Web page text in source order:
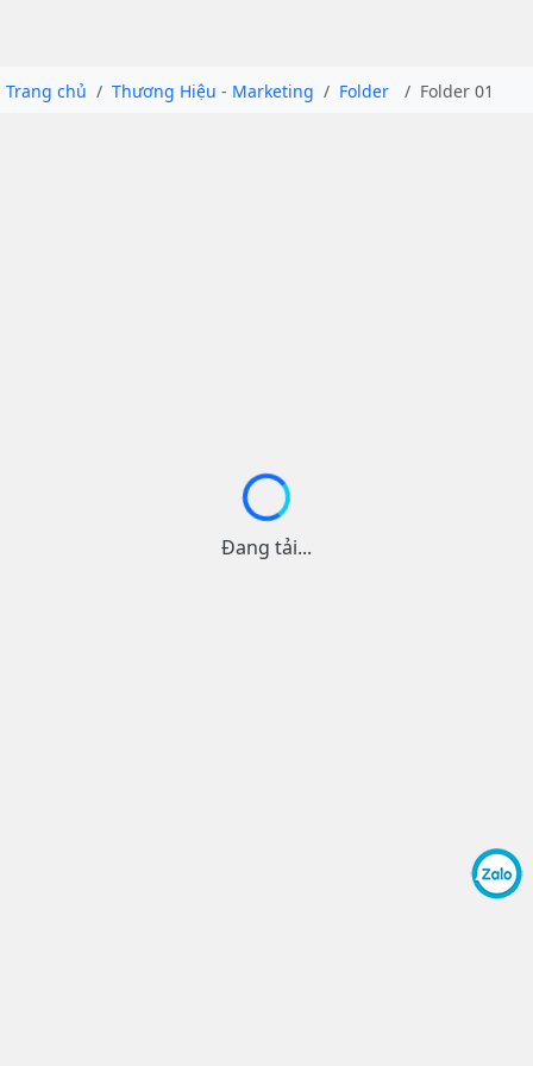
Trang chủ Thương Hiệu - Marketing Folder Folder 01
Đang tải...